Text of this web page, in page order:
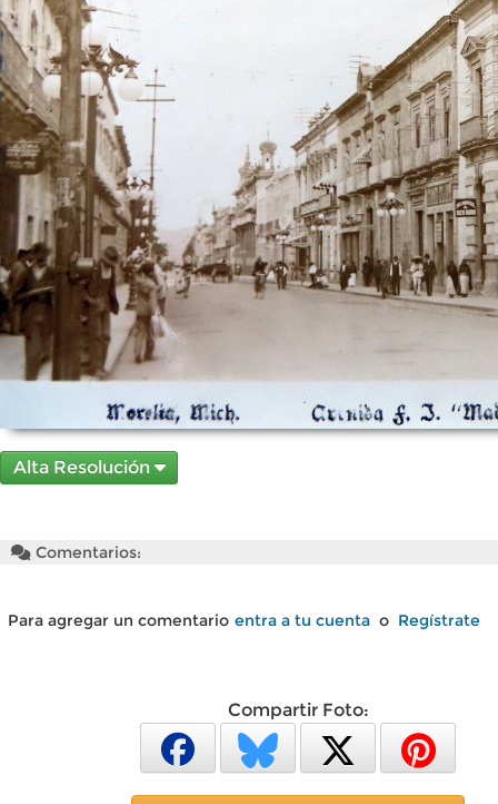
Alta Resolución
Comentarios:
Para agregar un comentario entra a tu cuenta o Regístrate
Compartir Foto: